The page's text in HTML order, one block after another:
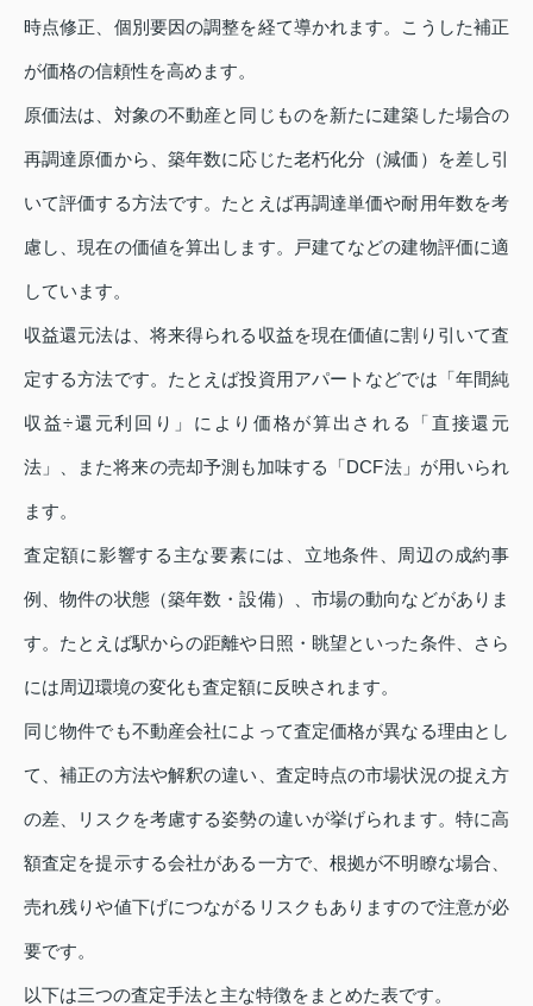
時点修正、個別要因の調整を経て導かれます。こうした補正
が価格の信頼性を高めます。
原価法は、対象の不動産と同じものを新たに建築した場合の
再調達原価から、築年数に応じた老朽化分（減価）を差し引
いて評価する方法です。たとえば再調達単価や耐用年数を考
慮し、現在の価値を算出します。戸建てなどの建物評価に適
しています。
収益還元法は、将来得られる収益を現在価値に割り引いて査
定する方法です。たとえば投資用アパートなどでは「年間純
収益÷還元利回り」により価格が算出される「直接還元
法」、また将来の売却予測も加味する「DCF法」が用いられ
ます。
査定額に影響する主な要素には、立地条件、周辺の成約事
例、物件の状態（築年数・設備）、市場の動向などがありま
す。たとえば駅からの距離や日照・眺望といった条件、さら
には周辺環境の変化も査定額に反映されます。
同じ物件でも不動産会社によって査定価格が異なる理由とし
て、補正の方法や解釈の違い、査定時点の市場状況の捉え方
の差、リスクを考慮する姿勢の違いが挙げられます。特に高
額査定を提示する会社がある一方で、根拠が不明瞭な場合、
売れ残りや値下げにつながるリスクもありますので注意が必
要です。
以下は三つの査定手法と主な特徴をまとめた表です。